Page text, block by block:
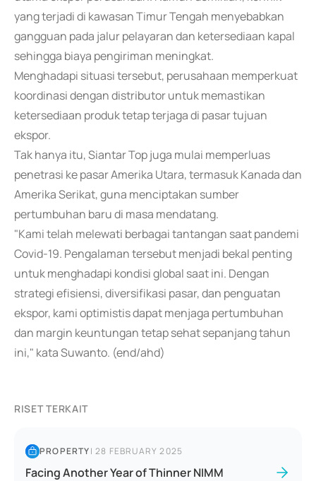
yang terjadi di kawasan Timur Tengah menyebabkan
gangguan pada jalur pelayaran dan ketersediaan kapal
sehingga biaya pengiriman meningkat.
Menghadapi situasi tersebut, perusahaan memperkuat
koordinasi dengan distributor untuk memastikan
ketersediaan produk tetap terjaga di pasar tujuan
ekspor.
Tak hanya itu, Siantar Top juga mulai memperluas
penetrasi ke pasar Amerika Utara, termasuk Kanada dan
Amerika Serikat, guna menciptakan sumber
pertumbuhan baru di masa mendatang.
"Kami telah melewati berbagai tantangan saat pandemi
Covid-19. Pengalaman tersebut menjadi bekal penting
untuk menghadapi kondisi global saat ini. Dengan
strategi efisiensi, diversifikasi pasar, dan penguatan
ekspor, kami optimistis dapat menjaga pertumbuhan
dan margin keuntungan tetap sehat sepanjang tahun
ini," kata Suwanto. (end/ahd)
RISET TERKAIT
PROPERTY|28 FEBRUARY 2025
Facing Another Year of Thinner NIMM